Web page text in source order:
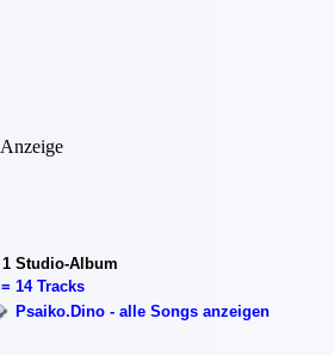
1 Studio-Album
= 14 Tracks
Psaiko.Dino - alle Songs anzeigen
Anzeige